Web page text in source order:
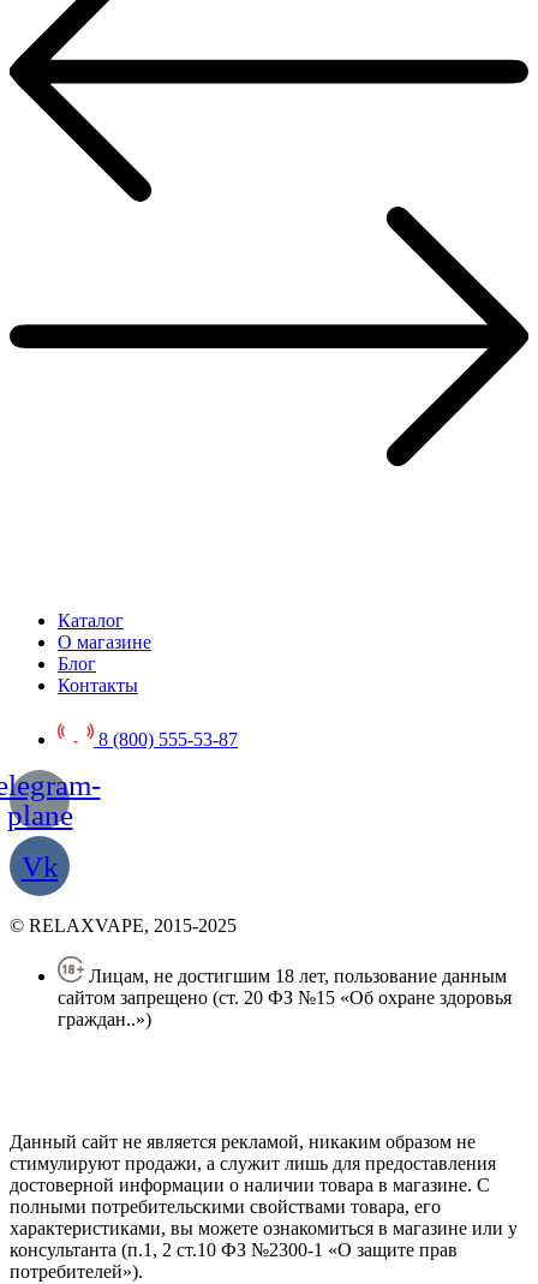
Каталог
О магазине
Блог
Контакты
8 (800) 555-53-87
plane
Vk
© RELAXVAPE, 2015-2025
Лицам, не достигшим 18 лет, пользование данным
сайтом запрещено (ст. 20 ФЗ №15 «Об охране здоровья
граждан..»)
Данный сайт не является рекламой, никаким образом не
стимулируют продажи, а служит лишь для предоставления
достоверной информации о наличии товара в магазине. С
полными потребительскими свойствами товара, его
характеристиками, вы можете ознакомиться в магазине или у
консультанта (п.1, 2 ст.10 ФЗ №2300-1 «О защите прав
потребителей»).